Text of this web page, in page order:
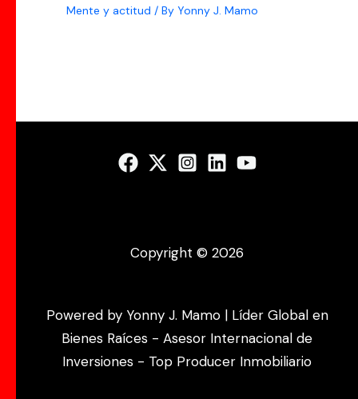
Mente y actitud / By Yonny J. Mamo
Copyright © 2026
Powered by Yonny J. Mamo | Líder Global en
Bienes Raíces - Asesor Internacional de
Inversiones - Top Producer Inmobiliario